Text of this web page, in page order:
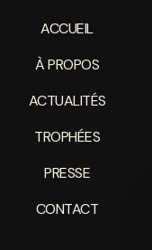
ACCUEIL
À PROPOS
ACTUALITÉS
TROPHÉES
PRESSE
CONTACT